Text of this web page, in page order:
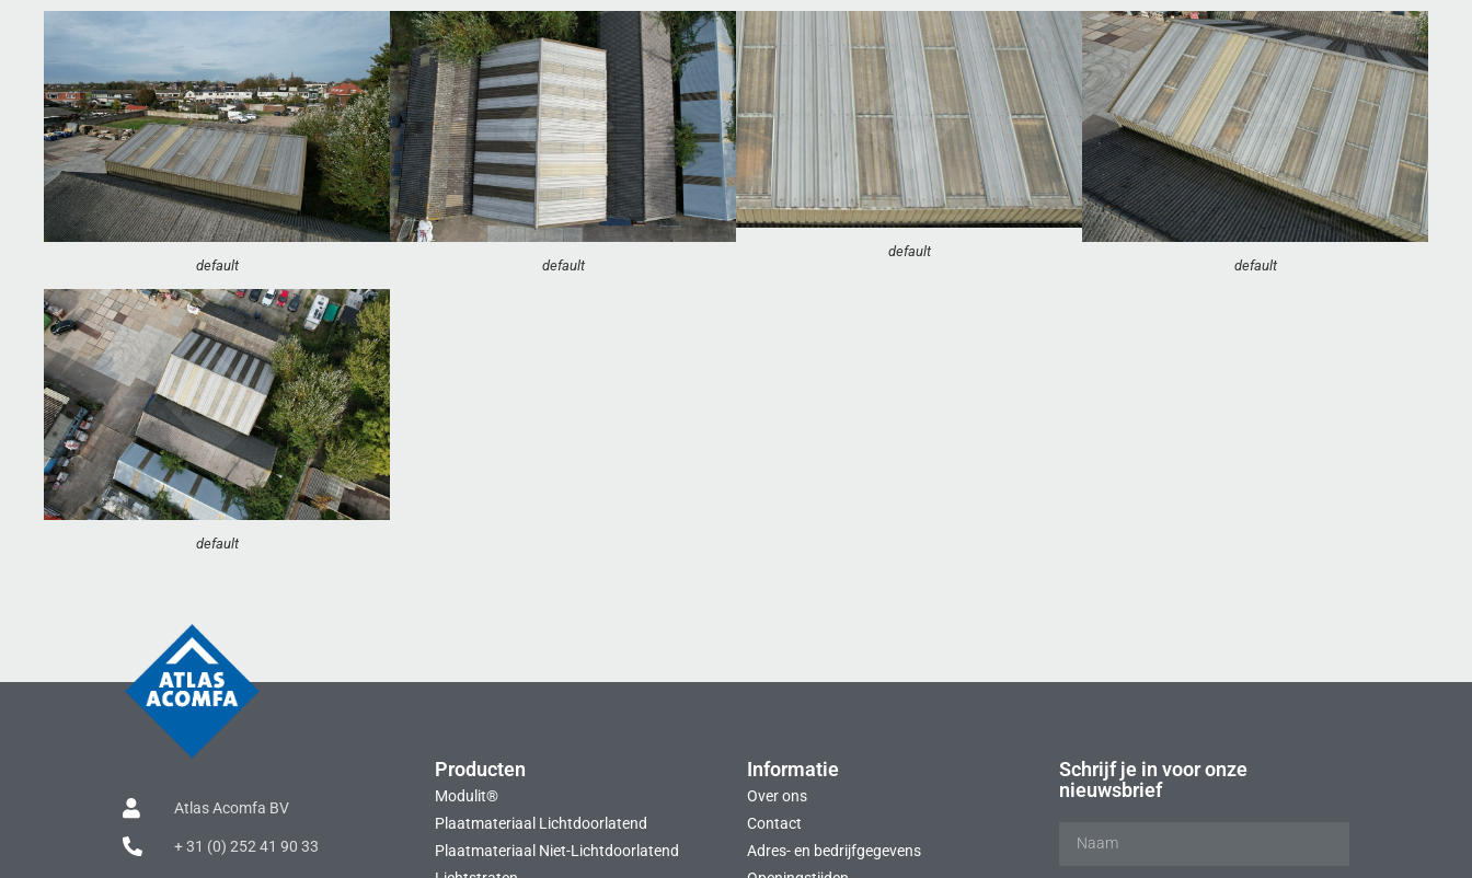
default default
default
default
default
Atlas Acomfa BV
+ 31 (0) 252 41 90 33
Producten
Modulit®
Plaatmateriaal Lichtdoorlatend
Plaatmateriaal Niet-Lichtdoorlatend
Informatie
Over ons
Contact
Adres- en bedrijfgegevens
Schrijf je in voor onze
nieuwsbrief